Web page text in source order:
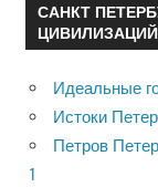
САНКТ
ЦИВИЛИЗАЦИЙ
Идеальные
Истоки
Петров
1